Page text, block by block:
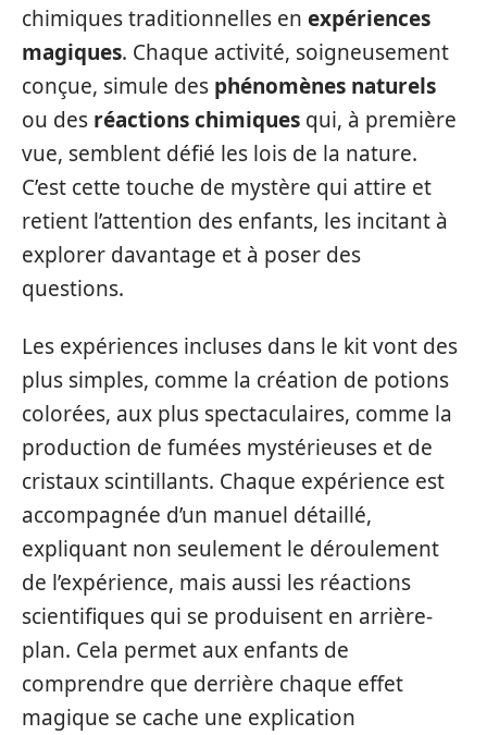
chimiques traditionnelles en expériences
magiques. Chaque activité, soigneusement
conçue, simule des phénomènes naturels
ou des réactions chimiques qui, à première
vue, semblent défié les lois de la nature.
C’est cette touche de mystère qui attire et
retient l’attention des enfants, les incitant à
explorer davantage et à poser des
questions.
Les expériences incluses dans le kit vont des
plus simples, comme la création de potions
colorées, aux plus spectaculaires, comme la
production de fumées mystérieuses et de
cristaux scintillants. Chaque expérience est
accompagnée d’un manuel détaillé,
expliquant non seulement le déroulement
de l’expérience, mais aussi les réactions
scientifiques qui se produisent en arrière-
plan. Cela permet aux enfants de
comprendre que derrière chaque effet
magique se cache une explication